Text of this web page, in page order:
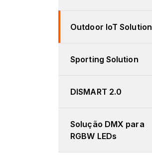
Outdoor IoT Solution
Sporting Solution
DISMART 2.0
Solução DMX para
RGBW LEDs